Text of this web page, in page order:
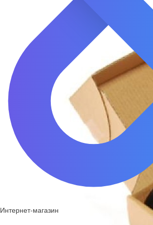
Интернет-магазин